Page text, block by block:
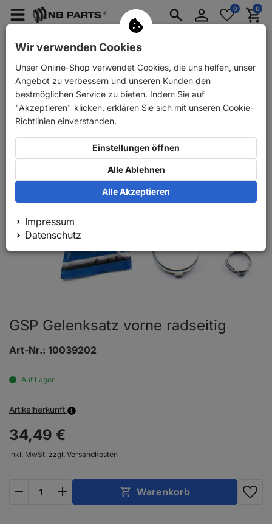
Menü
PKW Anhänger Ersatzteile
AnmeldenMerkzettel
aufklappen
0 0
Zurück PKW Ersatzteile GSP Gelenksatz vorne radseitig
GSP Gelenksatz vorne radseitig
Art-Nr.: 10039202
Auf Lager
Artikelherkunft
34,49 €
inkl. MwSt. zzgl. Versandkosten
Warenkorb
Wir verwenden Cookies
Unser Online-Shop verwendet Cookies, die uns helfen, unser
Angebot zu verbessern und unseren Kunden den
bestmöglichen Service zu bieten. Indem Sie auf
"Akzeptieren" klicken, erklären Sie sich mit unseren Cookie-
Richtlinien einverstanden.
Einstellungen öffnen
Alle Ablehnen
Alle Akzeptieren
Impressum
Datenschutz